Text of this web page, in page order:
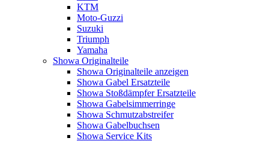
KTM
Moto-Guzzi
Suzuki
Triumph
Yamaha
Showa Originalteile
Showa Originalteile anzeigen
Showa Gabel Ersatzteile
Showa Stoßdämpfer Ersatzteile
Showa Gabelsimmerringe
Showa Schmutzabstreifer
Showa Gabelbuchsen
Showa Service Kits